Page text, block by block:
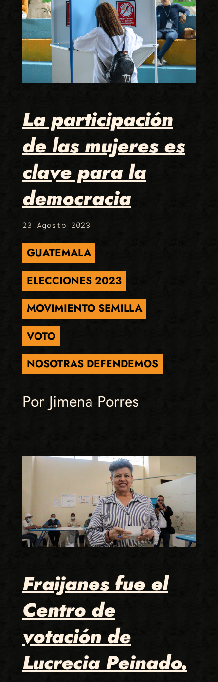
La participación
de las mujeres es
clave para la
democracia
23 Agosto 2023
GUATEMALA
ELECCIONES 2023
MOVIMIENTO SEMILLA
VOTO
NOSOTRAS DEFENDEMOS
Por Jimena Porres
Fraijanes fue el
Centro de
votación de
Lucrecia Peinado.